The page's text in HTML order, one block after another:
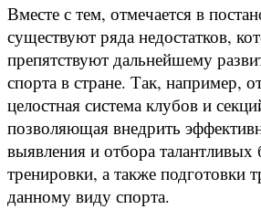
Вместе с тем, отмечается в
существуют ряда недостатков,
препятствуют дальнейшему
спорта в стране. Так, например,
целостная система клубов и
позволяющая внедрить
выявления и отбора
тренировки, а также подготовки
данному виду спорта.